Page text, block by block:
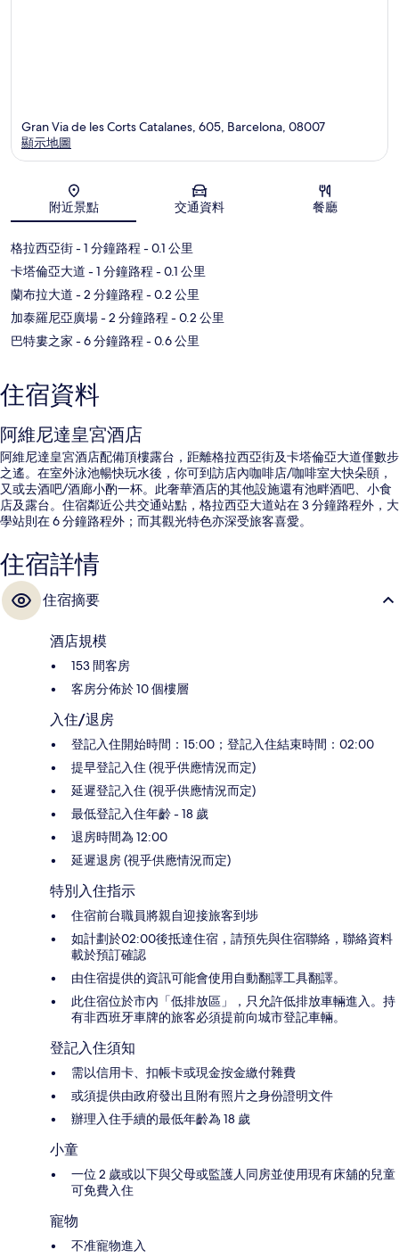
地圖
Gran Via de les Corts Catalanes, 605, Barcelona, 08007
顯示地圖
附近景點 交通資料 餐廳
格拉西亞街- 1 分鐘路程 - 0.1 公里
卡塔倫亞大道 - 1 分鐘路程 - 0.1 公里
蘭布拉大道 - 2 分鐘路程 - 0.2 公里
加泰羅尼亞廣場- 2 分鐘路程 - 0.2 公里
巴特婁之家 - 6 分鐘路程 - 0.6 公里
住宿資料
阿維尼達皇宮酒店
阿維尼達皇宮酒店配備頂樓露台，距離格拉西亞街及卡塔倫亞大道僅數步
之遙。在室外泳池暢快玩水後，你可到訪店內咖啡店/咖啡室大快朵頤，
又或去酒吧/酒廊小酌一杯。此奢華酒店的其他設施還有池畔酒吧、小食
店及露台。住宿鄰近公共交通站點，格拉西亞大道站在 3 分鐘路程外，大
學站則在 6 分鐘路程外；而其觀光特色亦深受旅客喜愛。
住宿詳情
住宿摘要
酒店規模
153 間客房
客房分佈於 10 個樓層
入住/退房
登記入住開始時間：15:00；登記入住結束時間：02:00
提早登記入住 (視乎供應情況而定)
延遲登記入住 (視乎供應情況而定)
最低登記入住年齡 - 18 歲
退房時間為 12:00
延遲退房 (視乎供應情況而定)
特別入住指示
住宿前台職員將親自迎接旅客到埗
如計劃於02:00後抵達住宿，請預先與住宿聯絡，聯絡資料
載於預訂確認
由住宿提供的資訊可能會使用自動翻譯工具翻譯。
此住宿位於市內「低排放區」，只允許低排放車輛進入。持
有非西班牙車牌的旅客必須提前向城市登記車輛。
登記入住須知
需以信用卡、扣帳卡或現金按金繳付雜費
或須提供由政府發出且附有照片之身份證明文件
辦理入住手續的最低年齡為 18 歲
小童
一位 2 歲或以下與父母或監護人同房並使用現有床舖的兒童
可免費入住
寵物
不准寵物進入